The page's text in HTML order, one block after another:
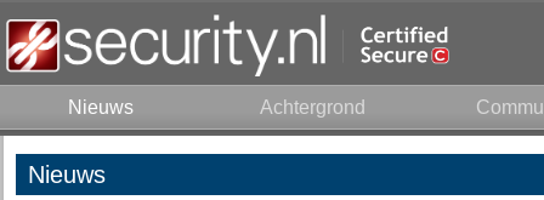
Nieuws Achtergrond
Nieuws